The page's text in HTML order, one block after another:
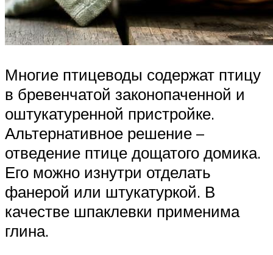
Многие птицеводы содержат птицу
в бревенчатой законопаченной и
оштукатуренной пристройке.
Альтернативное решение –
отведение птице дощатого домика.
Его можно изнутри отделать
фанерой или штукатуркой. В
качестве шпаклевки применима
глина.